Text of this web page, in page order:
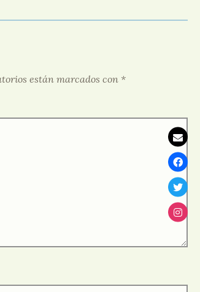
están marcados con *